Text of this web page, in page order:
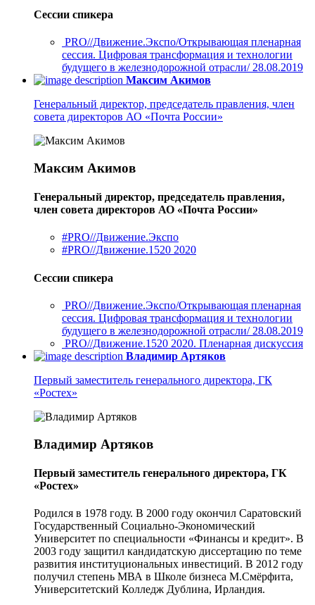
Сессии спикера
PRO//Движение.Экспо/Открывающая пленарная
сессия. Цифровая трансформация и технологии
будущего в железнодорожной отрасли/ 28.08.2019
Максим Акимов
Генеральный директор, председатель правления, член
совета директоров АО «Почта России»
Максим Акимов
Генеральный директор, председатель правления,
член совета директоров АО «Почта России»
#PRO//Движение.Экспо
#PRO//Движение.1520 2020
Сессии спикера
PRO//Движение.Экспо/Открывающая пленарная
сессия. Цифровая трансформация и технологии
будущего в железнодорожной отрасли/ 28.08.2019
PRO//Движение.1520 2020. Пленарная дискуссия
Владимир Артяков
Первый заместитель генерального директора, ГК
«Ростех»
Владимир Артяков
Первый заместитель генерального директора, ГК
«Ростех»
Родился в 1978 году. В 2000 году окончил Саратовский
Государственный Социально-Экономический
Университет по специальности «Финансы и кредит». В
2003 году защитил кандидатскую диссертацию по теме
развития институциональных инвестиций. В 2012 году
получил степень МВА в Школе бизнеса М.Смёрфита,
Университетский Колледж Дублина, Ирландия.